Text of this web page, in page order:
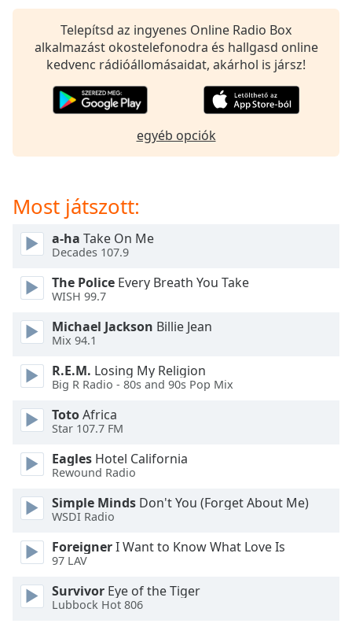
window.
window.
Text
Color
Background
Color
Opacity
Caption
Area
Background
Telepítsd az ingyenes Online Radio Box
alkalmazást okostelefonodra és hallgasd online
kedvenc rádióállomásaidat, akárhol is jársz!
egyéb opciók
Most játszott:
a-ha Take On Me
Decades 107.9
The Police Every Breath You Take
WISH 99.7
Michael Jackson Billie Jean
Mix 94.1
R.E.M. Losing My Religion
Big R Radio - 80s and 90s Pop Mix
TotoAfrica
Star 107.7 FM
Eagles Hotel California
Rewound Radio
Simple Minds Don't You (Forget About Me)
WSDI Radio
ForeignerI Want to Know What Love Is
97 LAV
Survivor Eye of the Tiger
Lubbock Hot 806